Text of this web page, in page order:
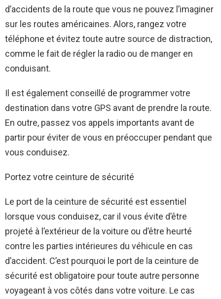
d’accidents de la route que vous ne pouvez l’imaginer
sur les routes américaines. Alors, rangez votre
téléphone et évitez toute autre source de distraction,
comme le fait de régler la radio ou de manger en
conduisant.
Il est également conseillé de programmer votre
destination dans votre GPS avant de prendre la route.
En outre, passez vos appels importants avant de
partir pour éviter de vous en préoccuper pendant que
vous conduisez.
Portez votre ceinture de sécurité
Le port de la ceinture de sécurité est essentiel
lorsque vous conduisez, car il vous évite d’être
projeté à l’extérieur de la voiture ou d’être heurté
contre les parties intérieures du véhicule en cas
d’accident. C’est pourquoi le port de la ceinture de
sécurité est obligatoire pour toute autre personne
voyageant à vos côtés dans votre voiture. Le cas